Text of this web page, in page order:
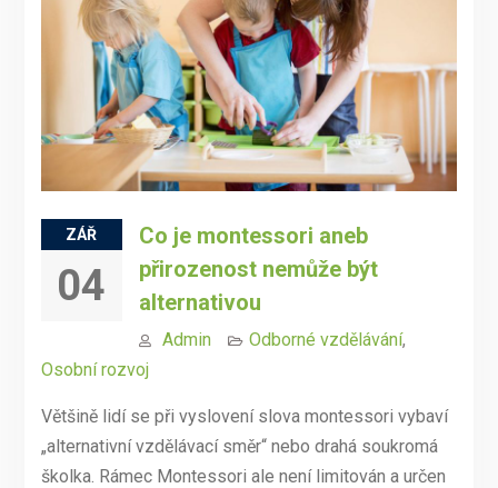
ZÁŘ
04
Co je montessori aneb
přirozenost nemůže být
alternativou
Admin Odborné vzdělávání,
Osobní rozvoj
Většině lidí se při vyslovení slova montessori vybaví
„alternativní vzdělávací směr“ nebo drahá soukromá
školka. Rámec Montessori ale není limitován a určen